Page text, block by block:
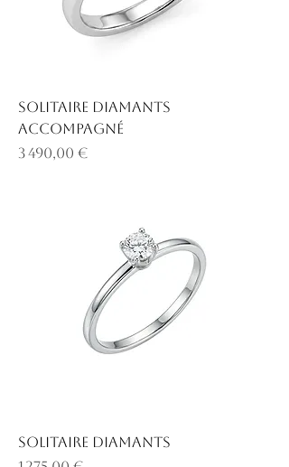
Solitaire diamants
accompagné
Prix
3 490,00 €
Solitaire diamants